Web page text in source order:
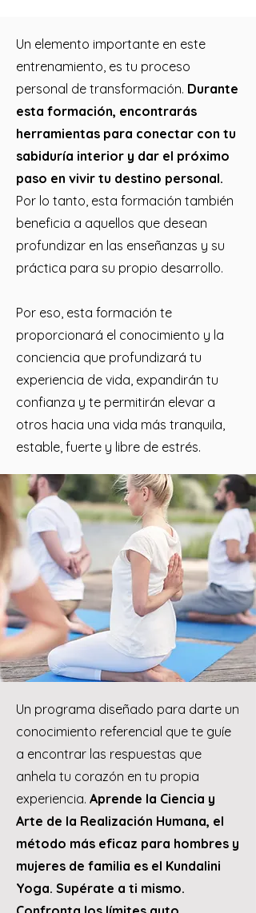
Un elemento importante en este
entrenamiento, es tu proceso
personal de transformación. Durante
esta formación, encontrarás
herramientas para conectar con tu
sabiduría interior y dar el próximo
paso en vivir tu destino personal.
Por lo tanto, esta formación también
beneficia a aquellos que desean
profundizar en las enseñanzas y su
práctica para su propio desarrollo.
Por eso, esta formación te
proporcionará el conocimiento y la
conciencia que profundizará tu
experiencia de vida, expandirán tu
confianza y te permitirán elevar a
otros hacia una vida más tranquila,
estable, fuerte y libre de estrés.
Un programa diseñado para darte un
conocimiento referencial que te guíe
a encontrar las respuestas que
anhela tu corazón en tu propia
experiencia. Aprende la Ciencia y
Arte de la Realización Humana, el
método más eficaz para hombres y
mujeres de familia es el Kundalini
Yoga. Supérate a ti mismo.